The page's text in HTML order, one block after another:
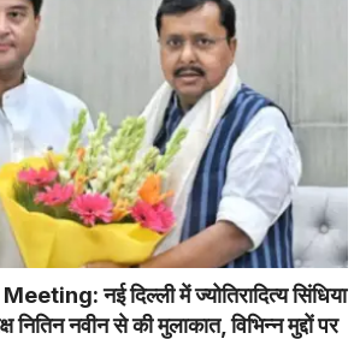
नई दिल्ली में ज्योतिरादित्य सिंधिया
नितिन नवीन से की मुलाकात, विभिन्न मुद्दों पर